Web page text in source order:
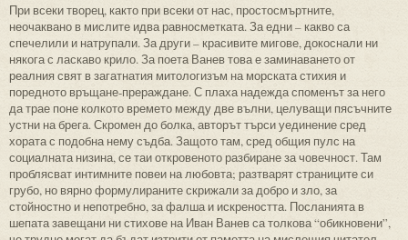
При всеки творец, както при всеки от нас, простосмъртните,
неочаквано в мислите идва равносметката. За едни – какво са
спечелили и натрупали. За други – красивите мигове, докоснали ни
някога с ласкаво крило. За поета Ванев това е заминаването от
реалния свят в загатнатия митологизъм на морската стихия и
поредното връщане-прераждане. С плаха надежда споменът за него
да трае поне колкото времето между две вълни, целуващи пясъчните
устни на брега. Скромен до болка, авторът търси уединение сред
хората с подобна нему съдба. Защото там, сред общия пулс на
социалната низина, се таи откровеното разбиране за човечност. Там
проблясват интимните повеи на любовта; разтварят страниците си
грубо, но вярно формулираните скрижали за добро и зло, за
стойностно и непотребно, за фалша и искреността. Посланията в
шепата завещани ни стихове на Иван Ванев са толкова “обикновени”,